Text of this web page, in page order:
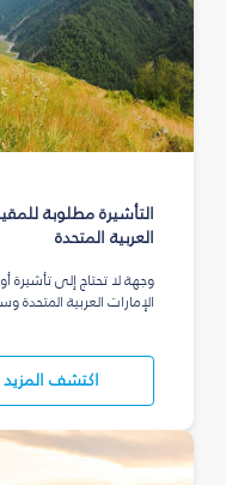
التأشيرة مطلوبة
العربية المتحدة
وجهة لا تحتاج إلى
الإمارات العربية المتحدة
اكتشف المزيد